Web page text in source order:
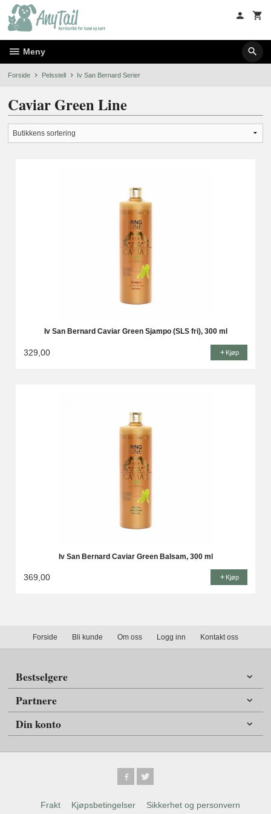
innholdet
Meny
Forside Pelsstell Iv San Bernard Serier
Caviar Green Line
Iv San Bernard Caviar Green Sjampo (SLS fri), 300 ml
329,00 Kjøp
Iv San Bernard Caviar Green Balsam, 300 ml
369,00 Kjøp
Forside Bli kunde Om oss Logg inn Kontakt oss
Bestselgere
Partnere
Din konto
Frakt Kjøpsbetingelser Sikkerhet og personvern